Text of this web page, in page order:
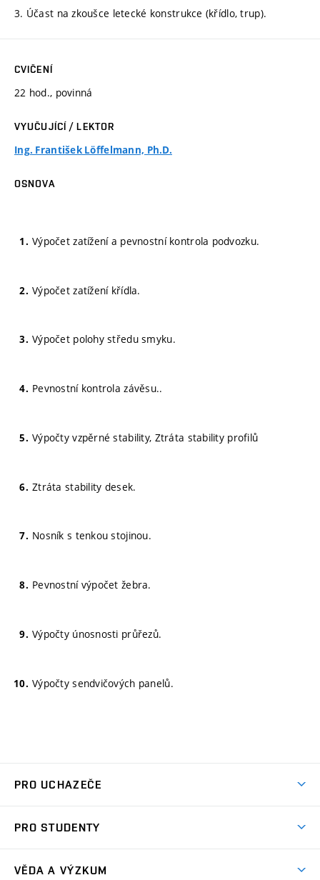
3. Účast na zkoušce letecké konstrukce (křídlo, trup).
CVIČENÍ
22 hod., povinná
VYUČUJÍCÍ / LEKTOR
Ing. František Löffelmann, Ph.D.
OSNOVA
Výpočet zatížení a pevnostní kontrola podvozku.
Výpočet zatížení křídla.
Výpočet polohy středu smyku.
Pevnostní kontrola závěsu..
Výpočty vzpěrné stability, Ztráta stability profilů
Ztráta stability desek.
Nosník s tenkou stojinou.
Pevnostní výpočet žebra.
Výpočty únosnosti průřezů.
Výpočty sendvičových panelů.
PRO UCHAZEČE
Ambasadoři studia
PRO STUDENTY
VĚDA A VÝZKUM